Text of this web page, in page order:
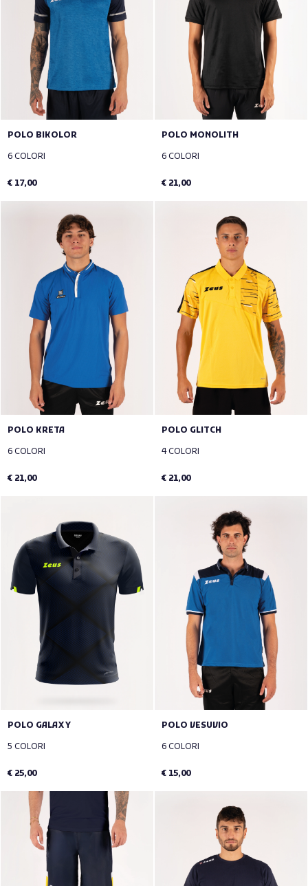
POLO BIKOLOR
6 COLORI
€ 17,00
POLO MONOLITH
6 COLORI
€ 21,00
POLO KRETA
6 COLORI
€ 21,00
POLO GLITCH
4 COLORI
€ 21,00
POLO GALAXY
5 COLORI
€ 25,00
POLO VESUVIO
6 COLORI
€ 15,00